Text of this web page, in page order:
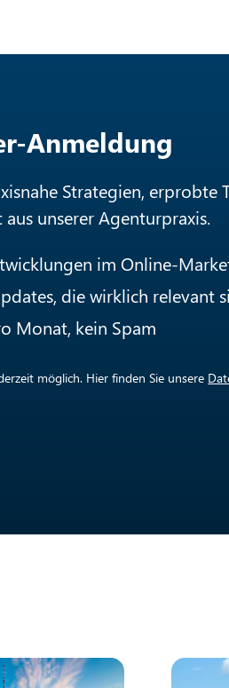
Anmeldung
Strategien, erprobte
unserer Agenturpraxis.
im Online-
die wirklich relevant
Monat, kein Spam
möglich. Hier finden Sie unsere